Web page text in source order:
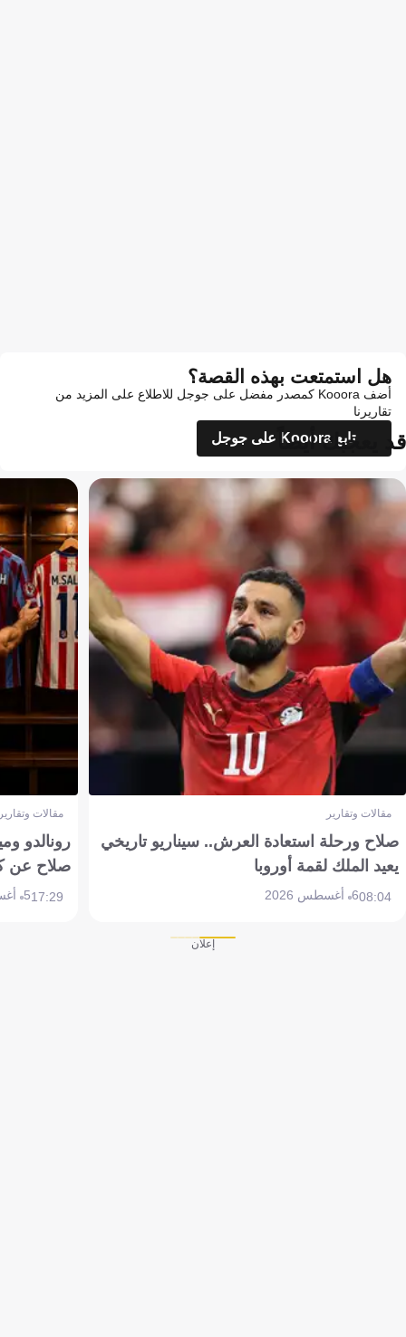
هل استمتعت بهذه القصة؟
أضف Kooora كمصدر مفضل على جوجل للاطلاع على المزيد من
تقاريرنا
تابع Kooora على جوجل
قد يعجبك أيضاً
مقالات وتقارير
صلاح ورحلة استعادة العرش.. سيناريو تاريخي
يعيد الملك لقمة أوروبا
08:046 أغسطس 2026
مقالات
رونالدو
صلاح عن
17:295 أغسطس 2026
إعلان